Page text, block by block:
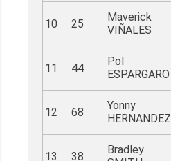
10 25
Maverick
VIÑALES
11 44
Pol
ESPARGARO
12 68
Yonny
HERNANDEZ
13 38
Bradley